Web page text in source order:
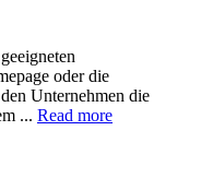
oder die
Unternehmen die
... Read more